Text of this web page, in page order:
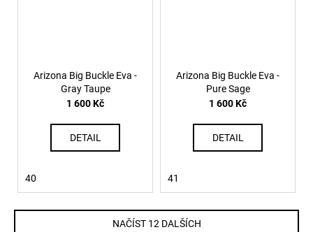
Arizona Big Buckle Eva -
Gray Taupe
1 600 Kč
DETAIL
40
Arizona Big Buckle Eva -
Pure Sage
1 600 Kč
DETAIL
41
NAČÍST 12 DALŠÍCH